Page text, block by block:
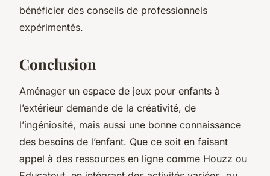
bénéficier des conseils de professionnels
expérimentés.
Conclusion
Aménager un espace de jeux pour enfants à
l’extérieur demande de la créativité, de
l’ingéniosité, mais aussi une bonne connaissance
des besoins de l’enfant. Que ce soit en faisant
appel à des ressources en ligne comme Houzz ou